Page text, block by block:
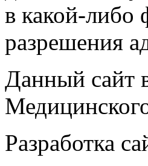
в какой-либо
разрешения
Данный сайт
Разработка